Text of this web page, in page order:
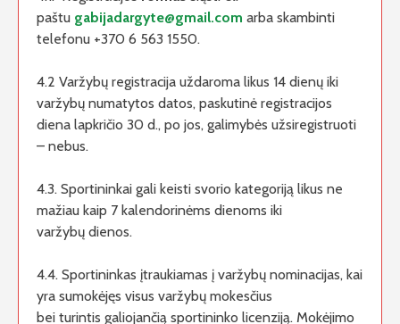
paštu gabijadargyte@gmail.com arba skambinti
telefonu +370 6 563 1550.
4.2 Varžybų registracija uždaroma likus 14 dienų iki
varžybų numatytos datos, paskutinė registracijos
diena lapkričio 30 d., po jos, galimybės užsiregistruoti
– nebus.
4.3. Sportininkai gali keisti svorio kategoriją likus ne
mažiau kaip 7 kalendorinėms dienoms iki
varžybų dienos.
4.4. Sportininkas įtraukiamas į varžybų nominacijas, kai
yra sumokėjęs visus varžybų mokesčius
bei turintis galiojančią sportininko licenziją. Mokėjimo